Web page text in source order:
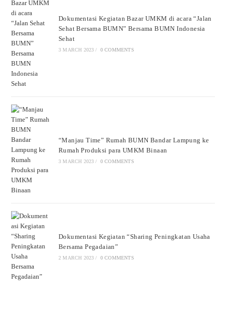
Dokumentasi Kegiatan Bazar UMKM di acara “Jalan
Sehat Bersama BUMN” Bersama BUMN Indonesia
Sehat
3 MARCH 2023 / 0 COMMENTS
“Manjau Time” Rumah BUMN Bandar Lampung ke
Rumah Produksi para UMKM Binaan
3 MARCH 2023 / 0 COMMENTS
Dokumentasi Kegiatan “Sharing Peningkatan Usaha
Bersama Pegadaian”
2 MARCH 2023 / 0 COMMENTS